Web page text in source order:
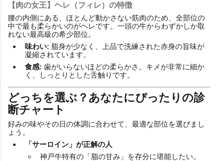
【肉の女王】ヘレ（フィレ）の特徴
腰の内側にある、ほとんど動かさない筋肉のため、全部位の
中で最も柔らかいのがヘレです。一頭の牛からわずかしか取
れない最高級の希少部位。
味わい: 脂身が少なく、上品で洗練された赤身の旨味が
凝縮されています。
食感: 歯がいらないほどの柔らかさ。キメが非常に細か
く、しっとりとした舌触りです。
どっちを選ぶ？あなたにぴったりの診
断チャート
好みの味やその日の体調に合わせて、最適な部位を選びまし
ょう。
「サーロイン」が正解の人
神戸牛特有の「脂の甘み」を存分に堪能したい。